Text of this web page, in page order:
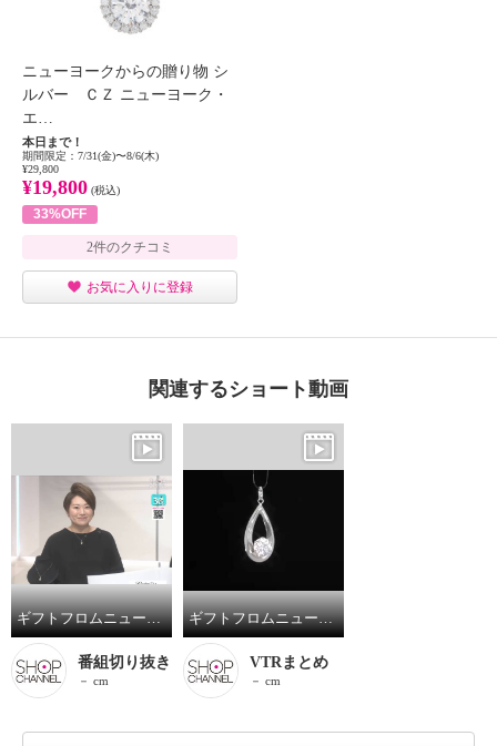
ニューヨークからの贈り物 シ
ルバー ＣＺ ニューヨーク・
エ…
本日まで！
期間限定：7/31(金)〜8/6(木)
¥29,800
¥19,800 (税込)
33%OFF
2件のクチコミ
お気に入りに登録
関連するショート動画
ギフトフロムニューヨーク プラチナ９００ モアサナイト グレイスフルデザイン ペンダントトップ
番組切り抜き
－ cm
ギフトフロムニューヨーク プラチナ９００ モアサナイト グレイスフルデザイン ペンダントトップ
VTRまとめ
－ cm